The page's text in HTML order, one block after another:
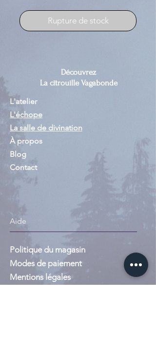
Rupture de stock
Découvrez
La citrouille Vagabonde
L'atelier
L'échope
La salle de divination
À propos
Blog
Contact
Aide
Politique du magasin
Modes de paiement
Mentions légales